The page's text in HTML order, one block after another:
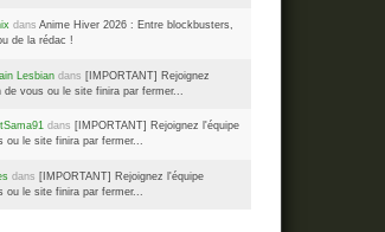
dansAnime Hiver 2026 : Entre blockbusters,
de la rédac !
Lesbian dans [IMPORTANT] Rejoignez
vous ou le site finira par fermer...
dans [IMPORTANT] Rejoignez l'équipe
ou le site finira par fermer...
dans [IMPORTANT] Rejoignez l'équipe
ou le site finira par fermer...